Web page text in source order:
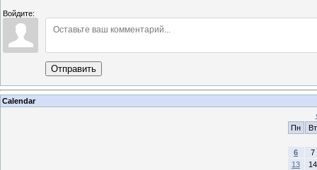
Войдите:
Отправить
Calendar
Пн
Вт
6
7
13
14